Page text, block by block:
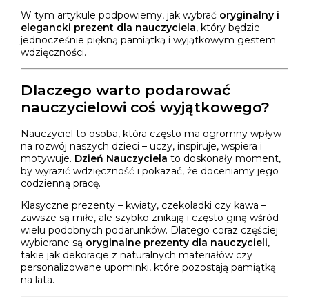
W tym artykule podpowiemy, jak wybrać oryginalny i
elegancki prezent dla nauczyciela, który będzie
jednocześnie piękną pamiątką i wyjątkowym gestem
wdzięczności.
Dlaczego warto podarować
nauczycielowi coś wyjątkowego?
Nauczyciel to osoba, która często ma ogromny wpływ
na rozwój naszych dzieci – uczy, inspiruje, wspiera i
motywuje. Dzień Nauczyciela to doskonały moment,
by wyrazić wdzięczność i pokazać, że doceniamy jego
codzienną pracę.
Klasyczne prezenty – kwiaty, czekoladki czy kawa –
zawsze są miłe, ale szybko znikają i często giną wśród
wielu podobnych podarunków. Dlatego coraz częściej
wybierane są oryginalne prezenty dla nauczycieli,
takie jak dekoracje z naturalnych materiałów czy
personalizowane upominki, które pozostają pamiątką
na lata.